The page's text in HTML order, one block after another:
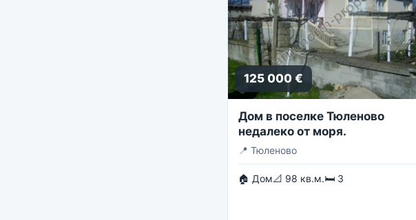
125 000 €
Дом в поселке Тюленово
недалеко от моря.
📍 Тюленово
🏠 Дом📐 98 кв.м.🛏 3